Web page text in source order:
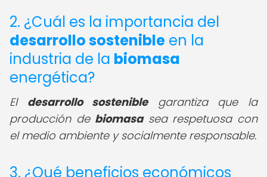
2. ¿Cuál es la importancia del
desarrollo sostenible en la
industria de la biomasa
energética?
El desarrollo sosteniblegarantiza que la
producción de biomasasea respetuosa con
el medio ambiente y socialmente responsable.
3. ¿Qué beneficios económicos